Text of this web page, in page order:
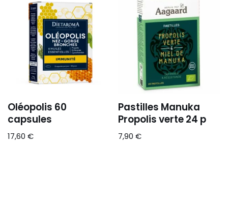
Oléopolis 60
capsules
17,60 €
Pastilles Manuka
Propolis verte 24 p
7,90€